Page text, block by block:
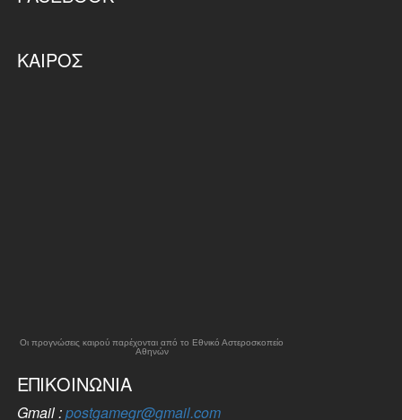
ΚΑΙΡΌΣ
Οι προγνώσεις καιρού παρέχονται από το Εθνικό Αστεροσκοπείο
Αθηνών
ΕΠΙΚΟΙΝΩΝΊΑ
Gmail :postgamegr@gmail.com